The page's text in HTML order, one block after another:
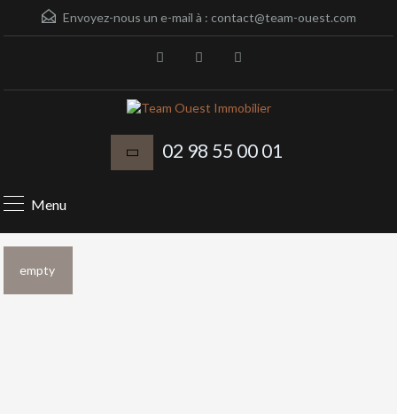
Envoyez-nous un e-mail à : contact@team-ouest.com
02 98 55 00 01
Menu
empty